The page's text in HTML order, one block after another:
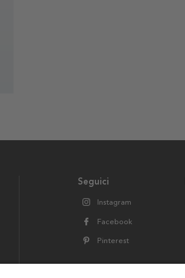
Seguici
Instagram
Facebook
Pinterest